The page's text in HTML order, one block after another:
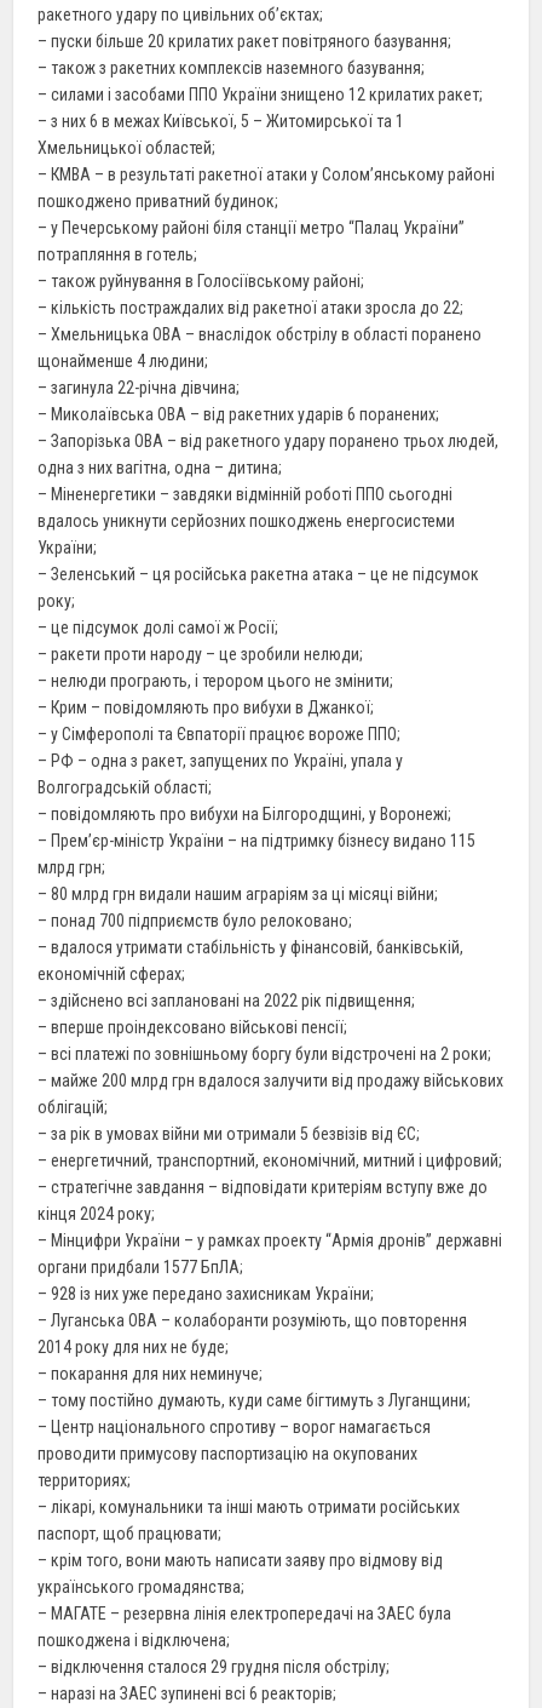
ракетного удару по цивільних обʼєктах;
– пуски більше 20 крилатих ракет повітряного базування;
– також з ракетних комплексів наземного базування;
– силами і засобами ППО України знищено 12 крилатих ракет;
– з них 6 в межах Київської, 5 – Житомирської та 1
Хмельницької областей;
– КМВА – в результаті ракетної атаки у Солом’янському районі
пошкоджено приватний будинок;
– у Печерському районі біля станції метро “Палац України”
потрапляння в готель;
– також руйнування в Голосіївському районі;
– кількість постраждалих від ракетної атаки зросла до 22;
– Хмельницька ОВА – внаслідок обстрілу в області поранено
щонайменше 4 людини;
– загинула 22-річна дівчина;
– Миколаївська ОВА – від ракетних ударів 6 поранених;
– Запорізька ОВА – від ракетного удару поранено трьох людей,
одна з них вагітна, одна – дитина;
– Міненергетики – завдяки відмінній роботі ППО сьогодні
вдалось уникнути серйозних пошкоджень енергосистеми
України;
– Зеленський – ця російська ракетна атака – це не підсумок
року;
– це підсумок долі самої ж Росії;
– ракети проти народу – це зробили нелюди;
– нелюди програють, і терором цього не змінити;
– Крим – повідомляють про вибухи в Джанкої;
– у Сімферополі та Євпаторії працює вороже ППО;
– РФ – одна з ракет, запущених по Україні, упала у
Волгоградській області;
– повідомляють про вибухи на Білгородщині, у Воронежі;
– Прем’єр-міністр України – на підтримку бізнесу видано 115
млрд грн;
– 80 млрд грн видали нашим аграріям за ці місяці війни;
– понад 700 підприємств було релоковано;
– вдалося утримати стабільність у фінансовій, банківській,
економічній сферах;
– здійснено всі заплановані на 2022 рік підвищення;
– вперше проіндексовано військові пенсії;
– всі платежі по зовнішньому боргу були відстрочені на 2 роки;
– майже 200 млрд грн вдалося залучити від продажу військових
облігацій;
– за рік в умовах війни ми отримали 5 безвізів від ЄС;
– енергетичний, транспортний, економічний, митний і цифровий;
– стратегічне завдання – відповідати критеріям вступу вже до
кінця 2024 року;
– Мінцифри України – у рамках проекту “Армія дронів” державні
органи придбали 1577 БпЛА;
– 928 із них уже передано захисникам України;
– Луганська ОВА – колаборанти розуміють, що повторення
2014 року для них не буде;
– покарання для них неминуче;
– тому постійно думають, куди саме бігтимуть з Луганщини;
– Центр національного спротиву – ворог намагається
проводити примусову паспортизацію на окупованих
территориях;
– лікарі, комунальники та інші мають отримати російських
паспорт, щоб працювати;
– крім того, вони мають написати заяву про відмову від
українського громадянства;
– МАГАТЕ – резервна лінія електропередачі на ЗАЕС була
пошкоджена і відключена;
– відключення сталося 29 грудня після обстрілу;
– наразі на ЗАЕС зупинені всі 6 реакторів;